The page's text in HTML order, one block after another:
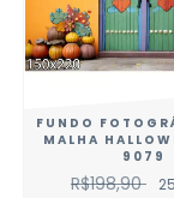
FUNDO
MALHA
9079
R$198,90 25